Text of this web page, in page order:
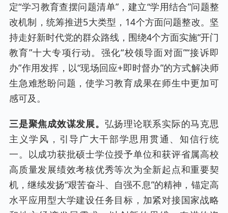
定“学习教育查摆问题清单”，建立“学用结合”问题整
改机制，统筹推进5大类型，14个方面问题整改。坚
持走好新时代党的群众路线，围绕4个方面实施“开门
教育”十大专项行动。强化“校领导面对面”“接诉即
办”作用发挥，以“现场回应+即时督办”的方式解决师
生急难愁盼问题，使学习教育成果在师生中更加可
感可及。
三是聚焦成效谋发展。 弘扬理论联系实际的马克思
主义学风，引导广大干部学思用贯通、知信行统
一。以成功获批硕士学位授予单位和获评省属高校
高质量发展绩效考核优秀等次为全新起点和重要契
机，继续发扬“艰苦奋斗、自强不息”的精神，锚定高
水平应用型大学建设任务目标，加紧对接国家战略